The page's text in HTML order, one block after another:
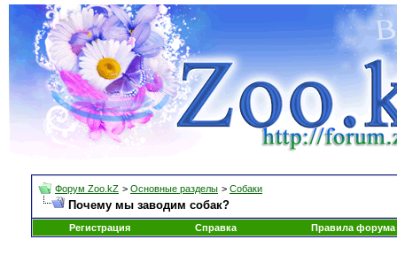
Форум Zoo.kZ > Основные разделы > Собаки
Почему мы заводим собак?
Регистрация Справка Правила форума